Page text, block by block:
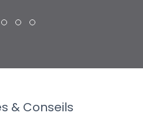
& Conseils